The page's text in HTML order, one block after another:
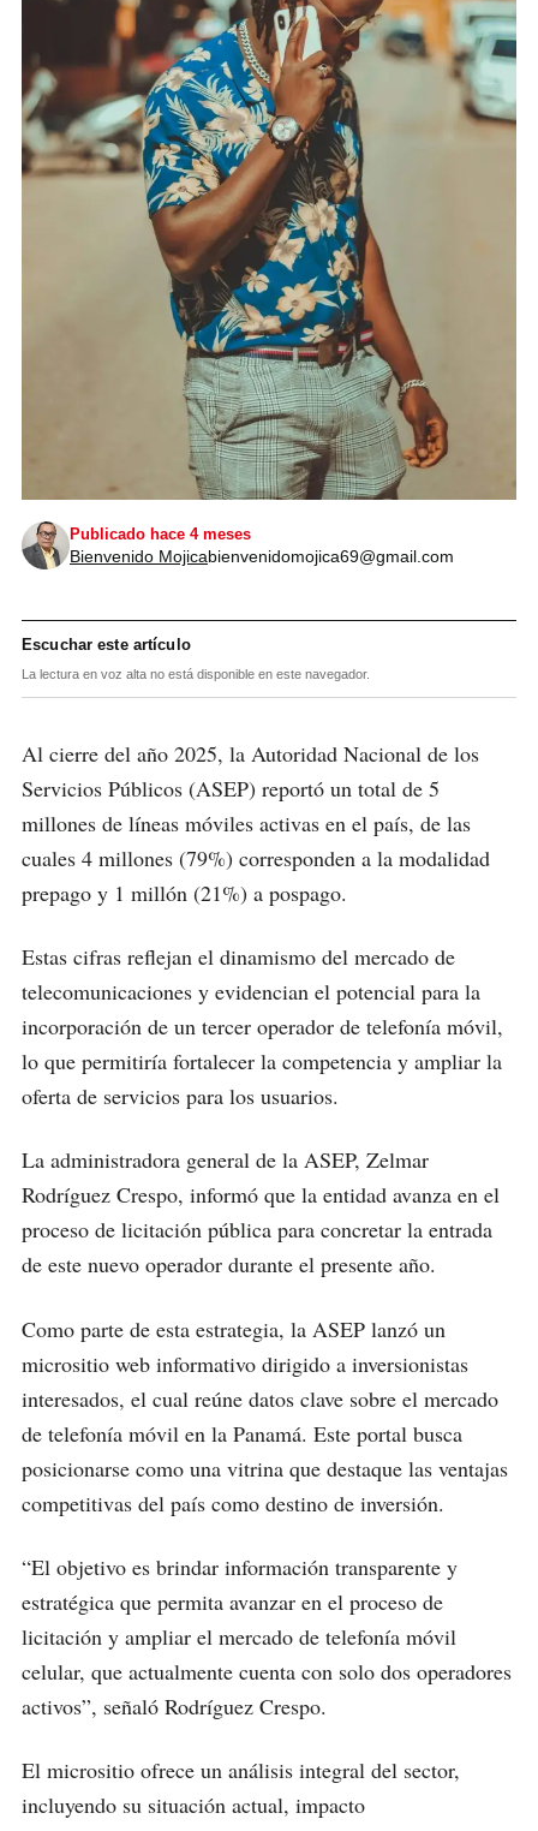
Publicado hace 4 meses
Bienvenido Mojicabienvenidomojica69@gmail.com
Escuchar este artículo
La lectura en voz alta no está disponible en este navegador.
Al cierre del año 2025, la Autoridad Nacional de los
Servicios Públicos (ASEP) reportó un total de 5
millones de líneas móviles activas en el país, de las
cuales 4 millones (79%) corresponden a la modalidad
prepago y 1 millón (21%) a pospago.
Estas cifras reflejan el dinamismo del mercado de
telecomunicaciones y evidencian el potencial para la
incorporación de un tercer operador de telefonía móvil,
lo que permitiría fortalecer la competencia y ampliar la
oferta de servicios para los usuarios.
La administradora general de la ASEP, Zelmar
Rodríguez Crespo, informó que la entidad avanza en el
proceso de licitación pública para concretar la entrada
de este nuevo operador durante el presente año.
Como parte de esta estrategia, la ASEP lanzó un
micrositio web informativo dirigido a inversionistas
interesados, el cual reúne datos clave sobre el mercado
de telefonía móvil en la Panamá. Este portal busca
posicionarse como una vitrina que destaque las ventajas
competitivas del país como destino de inversión.
“El objetivo es brindar información transparente y
estratégica que permita avanzar en el proceso de
licitación y ampliar el mercado de telefonía móvil
celular, que actualmente cuenta con solo dos operadores
activos”, señaló Rodríguez Crespo.
El micrositio ofrece un análisis integral del sector,
incluyendo su situación actual, impacto